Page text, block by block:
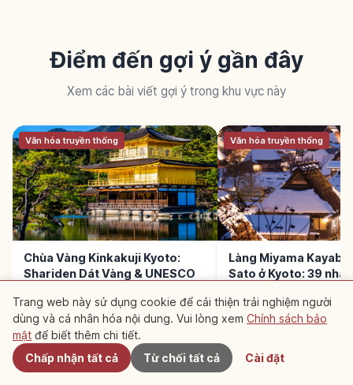
Điểm đến gợi ý gần đây
Xem các bài viết gợi ý trong khu vực này
Văn hóa truyền thống
Chùa Vàng Kinkakuji Kyoto:
Shariden Dát Vàng & UNESCO
Văn hóa truyền thống
Làng Miyama
Sato ở Kyoto: 39 nhà
ĐỌC TIẾP →
Gần đây
Trang web này sử dụng cookie để cải thiện trải nghiệm người
dùng và cá nhân hóa nội dung. Vui lòng xem Chính sách bảo
mật để biết thêm chi tiết.
Chấp nhận tất cả
Từ chối tất cả Cài đặt